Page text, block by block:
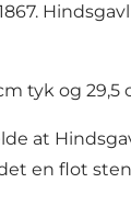
tyk og 29,5
at
en flot